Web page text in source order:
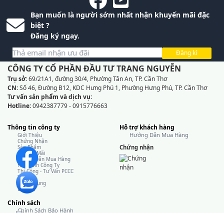
Bạn muốn là người sớm nhất nhận khuyến mãi đặc
biệt ?
Đăng ký ngay.
Đăng kí
CÔNG TY CỔ PHẦN ĐẦU TƯ TRANG NGUYỄN
Trụ sở:69/21A1, đường 30/4, Phường Tân An, TP. Cần Thơ
CN:Số 46, Đường B12, KDC Hưng Phú 1, Phường Hưng Phú, TP. Cần Thơ
Tư vấn sản phẩm và dịch vụ:
Hotline:0942387779 - 0915776663
Thông tin công ty
Giới Thiệu
Chứng Nhận
Sản Phẩm
Khuyến Mãi
Hướng Dẫn Mua Hàng
Hình Ảnh Công Ty
Thi Công - Tư Vấn PCCC
Tin Tức
Tuyển Dụng
Liên Hệ
Chính sách
Chính Sách Bảo Hành
Hỗ trợ khách hàng
Hướng Dẫn Mua Hàng
Chứng nhận